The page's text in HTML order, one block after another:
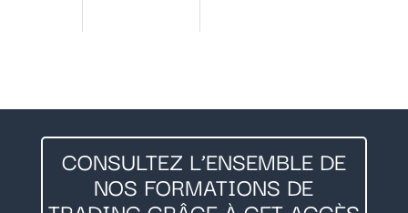
CONSULTEZ L’ENSEMBLE DE
NOS FORMATIONS DE